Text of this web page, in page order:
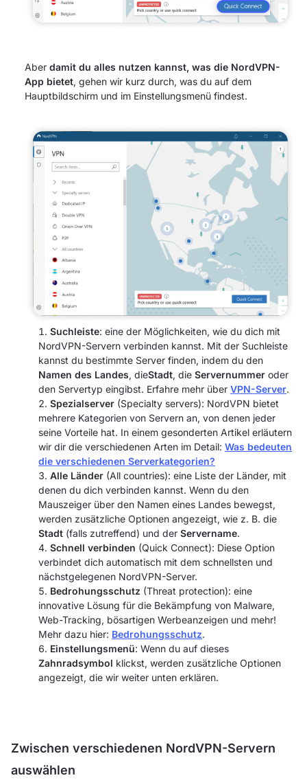
Aber damit du alles nutzen kannst, was die NordVPN-
App bietet, gehen wir kurz durch, was du auf dem
Hauptbildschirm und im Einstellungsmenü findest.
Suchleiste: eine der Möglichkeiten, wie du dich mit
NordVPN-Servern verbinden kannst. Mit der Suchleiste
kannst du bestimmte Server finden, indem du den
Namen des Landes, dieStadt, die Servernummer oder
den Servertyp eingibst. Erfahre mehr über VPN-Server.
Spezialserver (Specialty servers): NordVPN bietet
mehrere Kategorien von Servern an, von denen jeder
seine Vorteile hat. In einem gesonderten Artikel erläutern
wir dir die verschiedenen Arten im Detail: Was bedeuten
die verschiedenen Serverkategorien?
Alle Länder (All countries): eine Liste der Länder, mit
denen du dich verbinden kannst. Wenn du den
Mauszeiger über den Namen eines Landes bewegst,
werden zusätzliche Optionen angezeigt, wie z. B. die
Stadt (falls zutreffend) und der Servername.
Schnell verbinden (Quick Connect): Diese Option
verbindet dich automatisch mit dem schnellsten und
nächstgelegenen NordVPN-Server.
Bedrohungsschutz (Threat protection): eine
innovative Lösung für die Bekämpfung von Malware,
Web-Tracking, bösartigen Werbeanzeigen und mehr!
Mehr dazu hier: Bedrohungsschutz.
Einstellungsmenü: Wenn du auf dieses
Zahnradsymbol klickst, werden zusätzliche Optionen
angezeigt, die wir weiter unten erklären.
Zwischen verschiedenen NordVPN-Servern
auswählen